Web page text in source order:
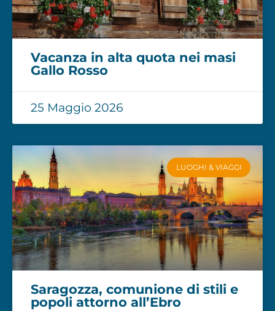
Vacanza in alta quota nei masi
Gallo Rosso
25 Maggio 2026
LUOGHI & VIAGGI
Saragozza, comunione di stili e
popoli attorno all’Ebro